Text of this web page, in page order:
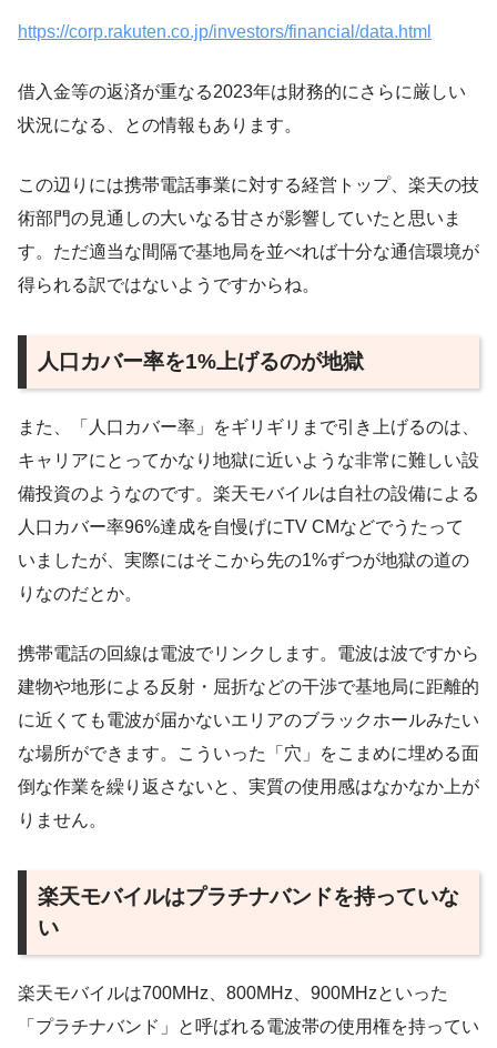
https://corp.rakuten.co.jp/investors/financial/data.html
借入金等の返済が重なる2023年は財務的にさらに厳しい
状況になる、との情報もあります。
この辺りには携帯電話事業に対する経営トップ、楽天の技
術部門の見通しの大いなる甘さが影響していたと思いま
す。ただ適当な間隔で基地局を並べれば十分な通信環境が
得られる訳ではないようですからね。
人口カバー率を1%上げるのが地獄
また、「人口カバー率」をギリギリまで引き上げるのは、
キャリアにとってかなり地獄に近いような非常に難しい設
備投資のようなのです。楽天モバイルは自社の設備による
人口カバー率96%達成を自慢げにTV CMなどでうたって
いましたが、実際にはそこから先の1%ずつが地獄の道の
りなのだとか。
携帯電話の回線は電波でリンクします。電波は波ですから
建物や地形による反射・屈折などの干渉で基地局に距離的
に近くても電波が届かないエリアのブラックホールみたい
な場所ができます。こういった「穴」をこまめに埋める面
倒な作業を繰り返さないと、実質の使用感はなかなか上が
りません。
楽天モバイルはプラチナバンドを持っていな
い
楽天モバイルは700MHz、800MHz、900MHzといった
「プラチナバンド」と呼ばれる電波帯の使用権を持ってい